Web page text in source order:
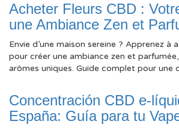
Acheter Fleurs CBD :
une Ambiance Zen et
Envie d’une maison sereine ? Apprenez à
pour créer une ambiance zen et
arômes uniques. Guide complet pour une
Concentración CBD e-
España: Guía para tu